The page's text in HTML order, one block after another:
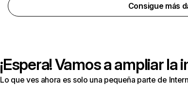
Consigue más
¡Espera! Vamos a ampliar la
Lo que ves ahora es solo una pequeña parte de